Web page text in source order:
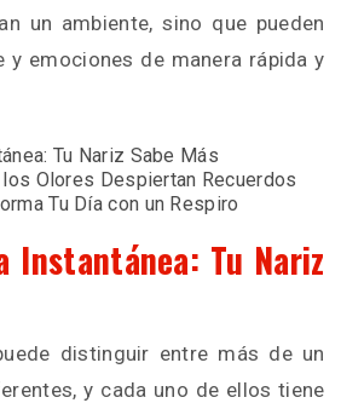
un ambiente, sino que pueden
y emociones de manera rápida y
Tu Nariz Sabe Más
Olores Despiertan Recuerdos
Tu Día con un Respiro
Instantánea: Tu Nariz
distinguir entre más de un
y cada uno de ellos tiene